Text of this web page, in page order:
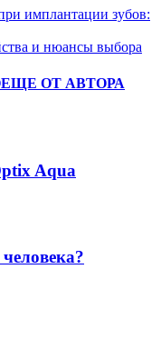
имплантации зубов:
и нюансы выбора
ЕЩЕ ОТ АВТОРА
Aqua